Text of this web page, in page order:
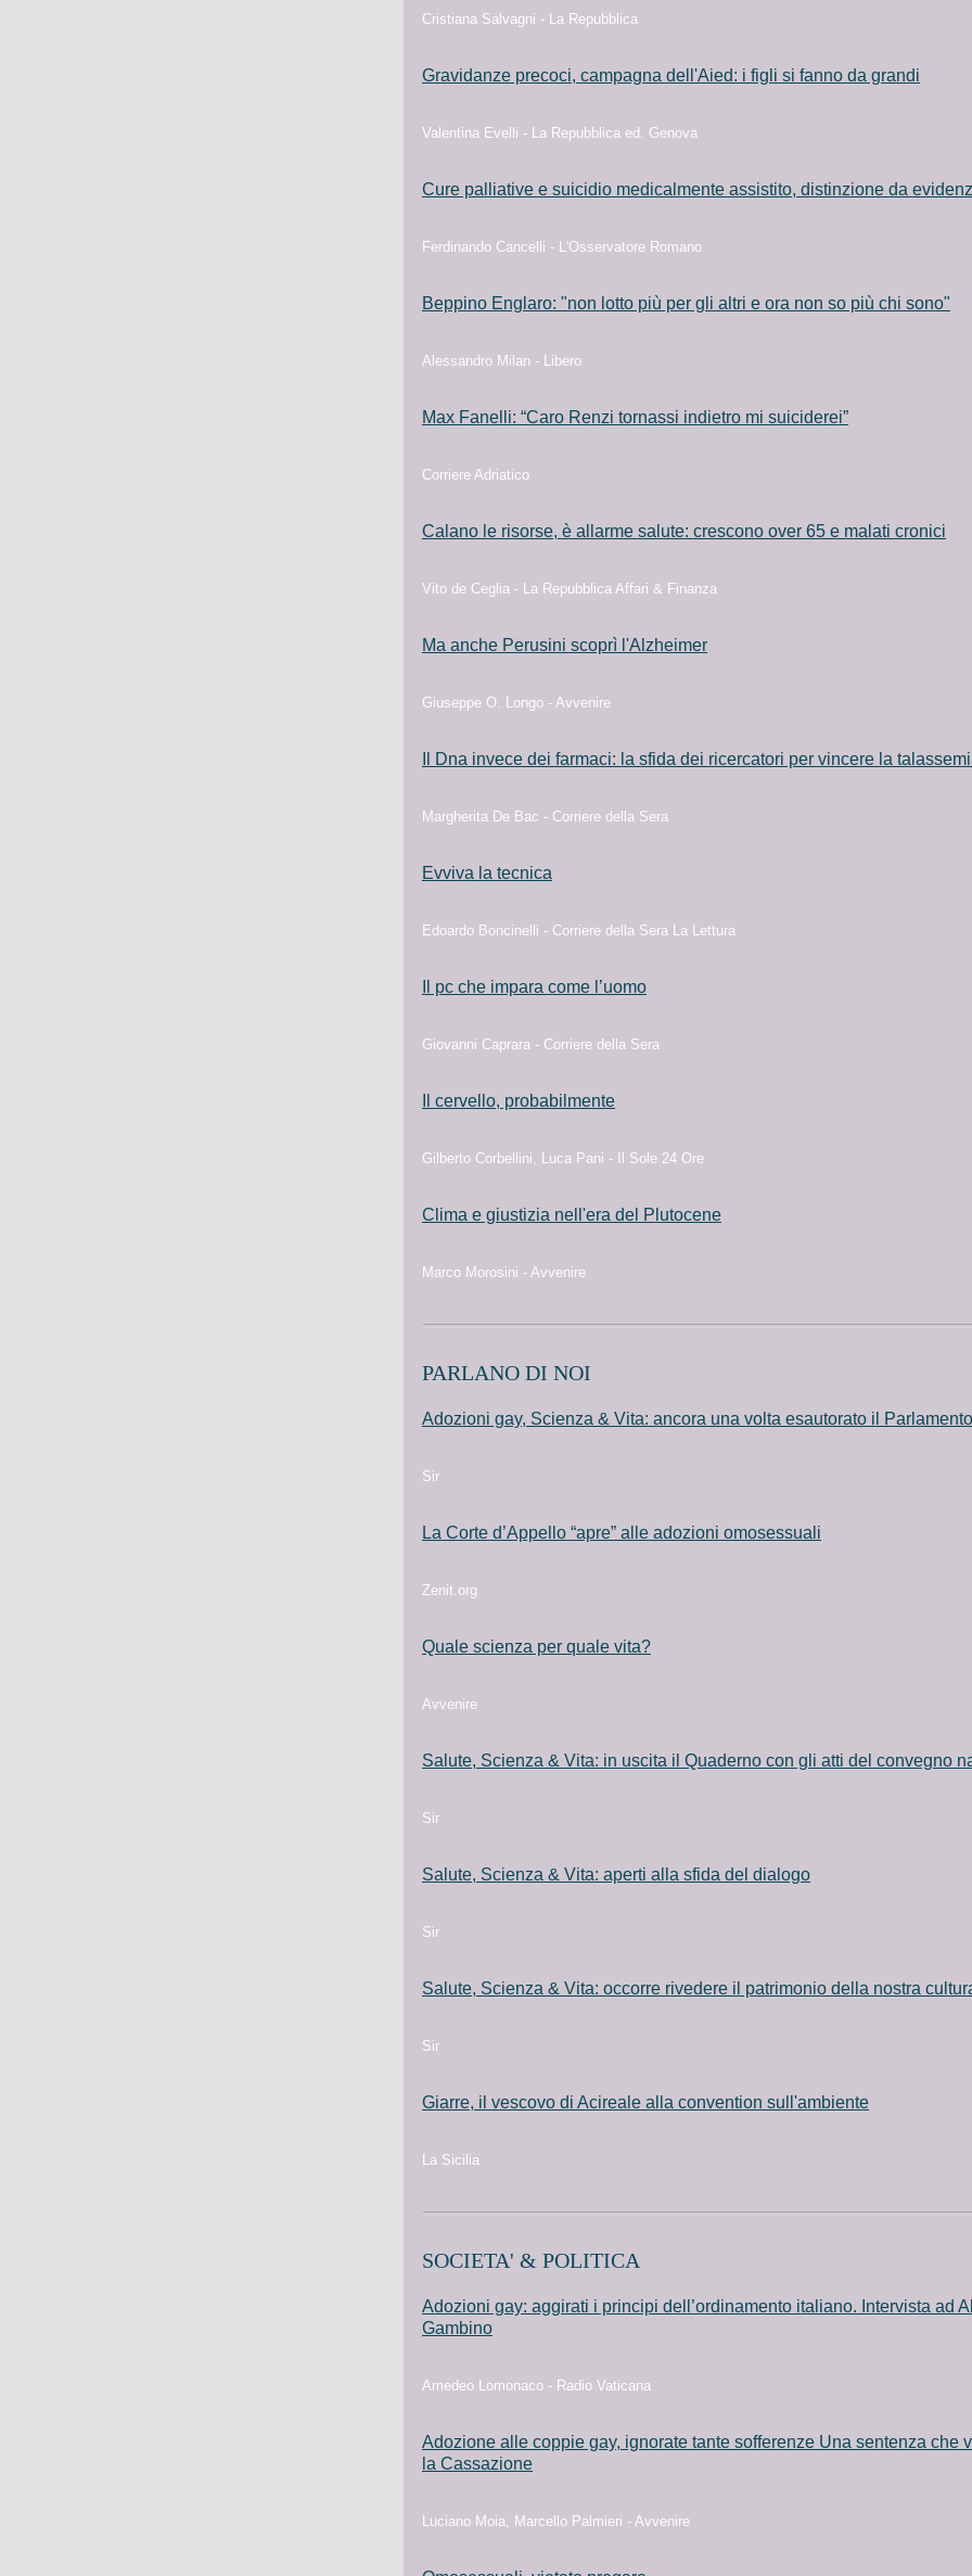
Cristiana Salvagni - La Repubblica
Gravidanze precoci, campagna dell'Aied: i figli si fanno da grandi
Valentina Evelli - La Repubblica ed. Genova
Cure palliative e suicidio medicalmente assistito, distinzione da
Ferdinando Cancelli - L'Osservatore Romano
Beppino Englaro: "non lotto più per gli altri e ora non so più chi sono"
Alessandro Milan - Libero
Max Fanelli: “Caro Renzi tornassi indietro mi suiciderei”
Corriere Adriatico
Calano le risorse, è allarme salute: crescono over 65 e malati cronici
Vito de Ceglia - La Repubblica Affari & Finanza
Ma anche Perusini scoprì l'Alzheimer
Giuseppe O. Longo - Avvenire
Il Dna invece dei farmaci: la sfida dei ricercatori per vincere la
Margherita De Bac - Corriere della Sera
Evviva la tecnica
Edoardo Boncinelli - Corriere della Sera La Lettura
Il pc che impara come l’uomo
Giovanni Caprara - Corriere della Sera
Il cervello, probabilmente
Gilberto Corbellini, Luca Pani - Il Sole 24 Ore
Clima e giustizia nell'era del Plutocene
Marco Morosini - Avvenire
PARLANO DI NOI
Adozioni gay, Scienza & Vita: ancora una volta esautorato il Parlamento
Sir
La Corte d’Appello “apre” alle adozioni omosessuali
Zenit.org
Quale scienza per quale vita?
Avvenire
Salute, Scienza & Vita: in uscita il Quaderno con gli atti del convegno
Sir
Salute, Scienza & Vita: aperti alla sfida del dialogo
Sir
Salute, Scienza & Vita: occorre rivedere il patrimonio della nostra
Sir
Giarre, il vescovo di Acireale alla convention sull'ambiente
La Sicilia
SOCIETA' & POLITICA
Adozioni gay: aggirati i principi dell’ordinamento italiano. Intervista ad
Gambino
Amedeo Lomonaco - Radio Vaticana
Adozione alle coppie gay, ignorate tante sofferenze Una sentenza che
la Cassazione
Luciano Moia, Marcello Palmieri - Avvenire